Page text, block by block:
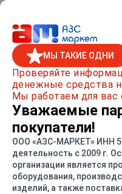
Главная / Каталог товаров
Колесо
СЦЛ-01 / СЦЛ-
МЫ ТАКИЕ ОДНИ
Проверяйте
денежные средства
Мы работаем для вас
Уважаемые
покупатели!
ООО «АЗС-МАРКЕТ» ИНН
деятельность с 2009 г.
организации является
оборудования,
изделий, а также